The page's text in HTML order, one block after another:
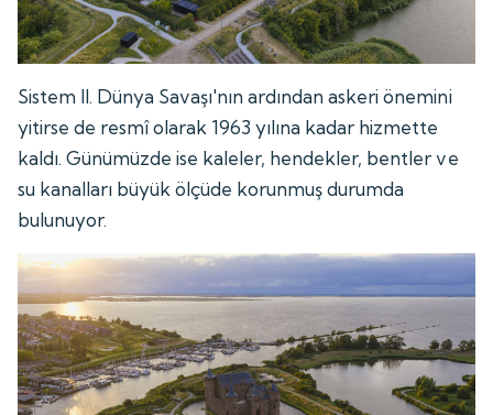
Sistem II. Dünya Savaşı'nın ardından askeri önemini
yitirse de resmî olarak 1963 yılına kadar hizmette
kaldı. Günümüzde ise kaleler, hendekler, bentler ve
su kanalları büyük ölçüde korunmuş durumda
bulunuyor.